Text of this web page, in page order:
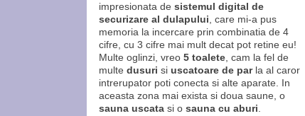
impresionata de sistemul digital de
securizare al dulapului , care mi-a pus
memoria la incercare prin combinatia de 4
cifre, cu 3 cifre mai mult decat pot retine eu!
Multe oglinzi, vreo 5 toalete, cam la fel de
multe dusuri si uscatoare de parla al caror
intrerupator poti conecta si alte aparate. In
aceasta zona mai exista si doua saune, o
sauna uscatasi o sauna cu aburi